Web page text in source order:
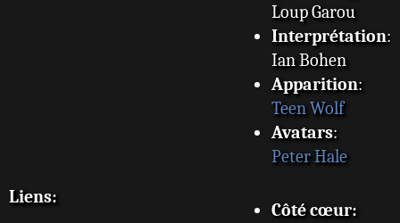
Loup Garou
Interprétation:
Ian Bohen
Apparition:
Teen Wolf
Avatars:
Peter Hale
Liens:
Côté cœur: